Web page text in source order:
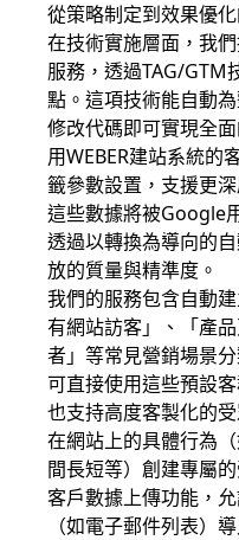
從策略制定到效果優
在技術實施層面，我
服務，透過TAG/GTM
點。這項技術能自動
修改代碼即可實現全
用WEBER建站系統的
籤參數設置，支援更
這些數據將被Google
透過以轉換為導向的
放的質量與精準度。
我們的服務包含自動
有網站訪客」、「產
者」等常見營銷場景
可直接使用這些預設
也支持高度客製化的
在網站上的具體行為
間長短等）創建專屬
客戶數據上傳功能，
（如電子郵件列表）